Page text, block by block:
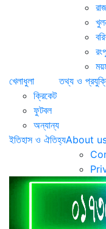
খেলাধুলা
ক্রিকেট
ফুটবল
অন্যান্য
তথ্য ও
ইতিহাস ও ঐতিহ্যAbout